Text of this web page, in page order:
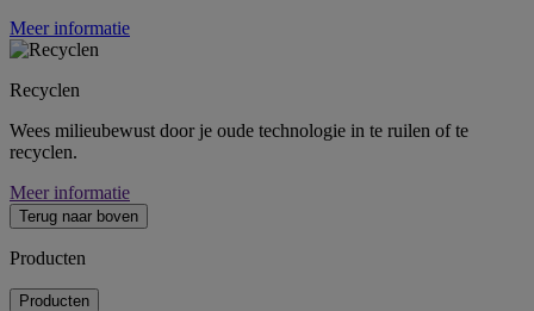
Meer informatie
Recyclen
Wees milieubewust door je oude technologie in te ruilen of te
recyclen.
Meer informatie
Terug naar boven
Producten
Producten